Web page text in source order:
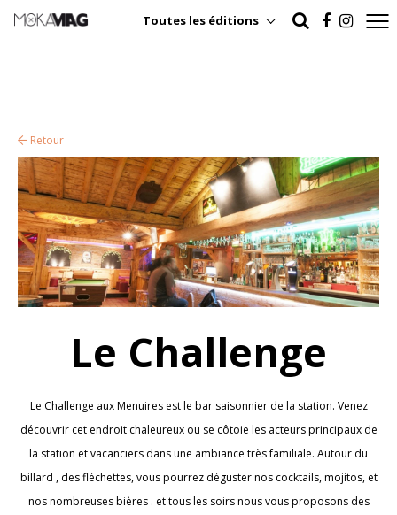
Toutes les éditions
Retour
Le Challenge
Le Challenge aux Menuires est le bar saisonnier de la station. Venez
découvrir cet endroit chaleureux ou se côtoie les acteurs principaux de
la station et vacanciers dans une ambiance très familiale. Autour du
billard , des fléchettes, vous pourrez déguster nos cocktails, mojitos, et
nos nombreuses bières . et tous les soirs nous vous proposons des